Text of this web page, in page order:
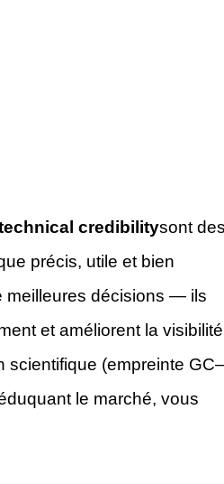
credibilitysont
précis, utile et bien
meilleures décisions — ils
et améliorent la visibilité
scientifique (empreinte GC–
le marché, vous